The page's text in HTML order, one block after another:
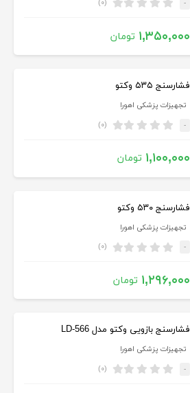
- (۰)
۱,۳۵۰,۰۰۰ تومان
فشارسنج ۵۳۵ وکتو
تجهیزات پزشکی اهورا
- (۰)
۱,۱۰۰,۰۰۰ تومان
فشارسنج ۵۳۰ وکتو
تجهیزات پزشکی اهورا
- (۰)
۱,۲۹۶,۰۰۰ تومان
فشارسنج بازویی وکتو مدل LD-566
تجهیزات پزشکی اهورا
- (۰)